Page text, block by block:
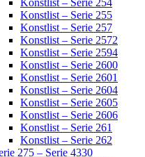
Konstlist – Serie 254
Konstlist – Serie 255
Konstlist – Serie 257
Konstlist – Serie 2572
Konstlist – Serie 2594
Konstlist – Serie 2600
Konstlist – Serie 2601
Konstlist – Serie 2604
Konstlist – Serie 2605
Konstlist – Serie 2606
Konstlist – Serie 261
Konstlist – Serie 262
275 – Serie 4330